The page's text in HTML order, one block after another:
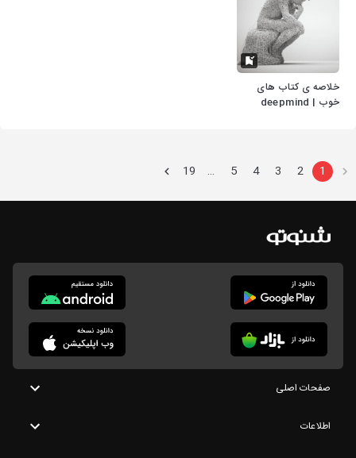
خلاصه ی کتاب های
خوب | deepmind
1
2
3
4
5
…
19
صفحات اصلی
اطلاعات